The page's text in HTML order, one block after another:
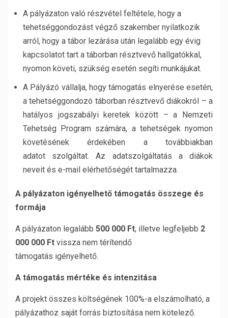
A pályázaton való részvétel feltétele, hogy a
tehetséggondozást végző szakember nyilatkozik
arról, hogy a tábor lezárása után legalább egy évig
kapcsolatot tart a táborban résztvevő hallgatókkal,
nyomon követi, szükség esetén segíti munkájukat.
A Pályázó vállalja, hogy támogatás elnyerése esetén,
a tehetséggondozó táborban résztvevő diákokról – a
hatályos jogszabályi keretek között – a Nemzeti
Tehetség Program számára, a tehetségek nyomon
követésének érdekében a továbbiakban
adatot szolgáltat. Az adatszolgáltatás a diákok
neveit és e-mail elérhetőségét tartalmazza.
A pályázaton igényelhető támogatás összege és
formája
A pályázaton legalább 500 000 Ft, illetve legfeljebb 2
000 000 Ft vissza nem térítendő
támogatás igényelhető.
A támogatás mértéke és intenzitása
A projekt összes költségének 100%-a elszámolható, a
pályázathoz saját forrás biztosítása nem kötelező.